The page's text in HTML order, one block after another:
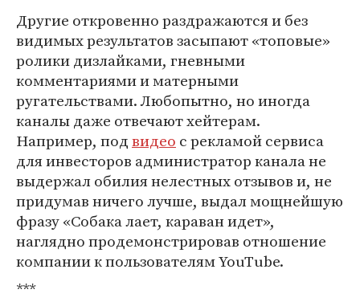
Другие откровенно раздражаются и без
видимых результатов засыпают «топовые»
ролики дизлайками, гневными
комментариями и матерными
ругательствами. Любопытно, но иногда
каналы даже отвечают хейтерам.
Например, подвидео с рекламой сервиса
для инвесторов администратор канала не
выдержал обилия нелестных отзывов и, не
придумав ничего лучше, выдал мощнейшую
фразу «Собака лает, караван идет»,
наглядно продемонстрировав отношение
компании к пользователям YouTube.
***